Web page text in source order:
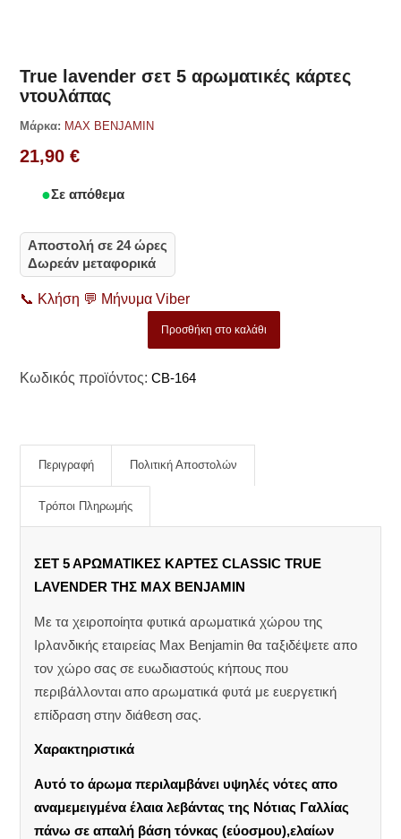
True lavender σετ 5 αρωματικές κάρτες
ντουλάπας
Μάρκα: MAX BENJAMIN
21,90€
Σε απόθεμα
Αποστολή σε 24 ώρες
Δωρεάν μεταφορικά
📞 Κλήση 💬 Μήνυμα Viber
Προσθήκη στο καλάθι
Κωδικός προϊόντος: CB-164
Περιγραφή Πολιτική Αποστολών
Τρόποι Πληρωμής
ΣΕΤ 5 ΑΡΩΜΑΤΙΚΕΣ ΚΑΡΤΕΣ CLASSIC TRUE
LAVENDER ΤΗΣ MAX BENJAMIN
Με τα χειροποίητα φυτικά αρωματικά χώρου της
Ιρλανδικής εταιρείας Max Benjamin θα ταξιδέψετε απο
τον χώρο σας σε ευωδιαστούς κήπους που
περιβάλλονται απο αρωματικά φυτά με ευεργετική
επίδραση στην διάθεση σας.
Χαρακτηριστικά
Αυτό το άρωμα περιλαμβάνει υψηλές νότες απο
αναμεμειγμένα έλαια λεβάντας της Νότιας Γαλλίας
πάνω σε απαλή βάση τόνκας (εύοσμου),ελαίων